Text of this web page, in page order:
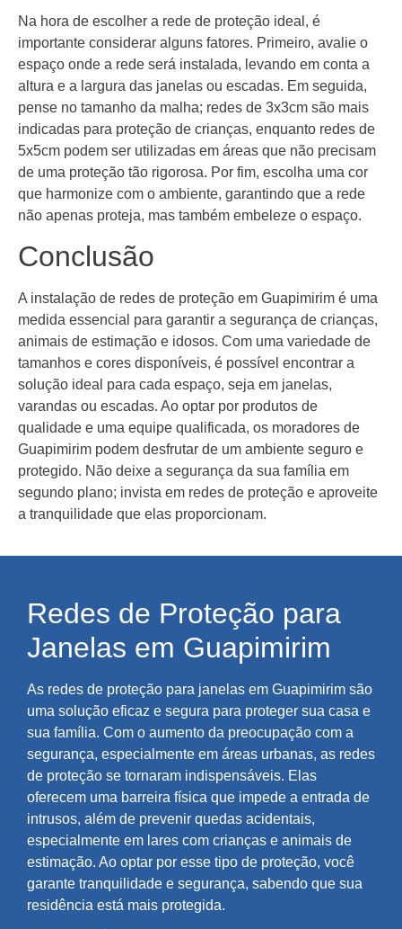
Na hora de escolher a rede de proteção ideal, é
importante considerar alguns fatores. Primeiro, avalie o
espaço onde a rede será instalada, levando em conta a
altura e a largura das janelas ou escadas. Em seguida,
pense no tamanho da malha; redes de 3x3cm são mais
indicadas para proteção de crianças, enquanto redes de
5x5cm podem ser utilizadas em áreas que não precisam
de uma proteção tão rigorosa. Por fim, escolha uma cor
que harmonize com o ambiente, garantindo que a rede
não apenas proteja, mas também embeleze o espaço.
Conclusão
A instalação de redes de proteção em Guapimirim é uma
medida essencial para garantir a segurança de crianças,
animais de estimação e idosos. Com uma variedade de
tamanhos e cores disponíveis, é possível encontrar a
solução ideal para cada espaço, seja em janelas,
varandas ou escadas. Ao optar por produtos de
qualidade e uma equipe qualificada, os moradores de
Guapimirim podem desfrutar de um ambiente seguro e
protegido. Não deixe a segurança da sua família em
segundo plano; invista em redes de proteção e aproveite
a tranquilidade que elas proporcionam.
Redes de Proteção para
Janelas em Guapimirim
As redes de proteção para janelas em Guapimirim são
uma solução eficaz e segura para proteger sua casa e
sua família. Com o aumento da preocupação com a
segurança, especialmente em áreas urbanas, as redes
de proteção se tornaram indispensáveis. Elas
oferecem uma barreira física que impede a entrada de
intrusos, além de prevenir quedas acidentais,
especialmente em lares com crianças e animais de
estimação. Ao optar por esse tipo de proteção, você
garante tranquilidade e segurança, sabendo que sua
residência está mais protegida.